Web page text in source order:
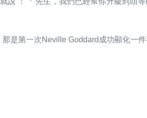
是第一次Neville Goddard成功顯化一